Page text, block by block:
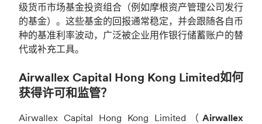
级货币市场基金投资组合（例如摩根资产管理公司发行
的基金）。这些基金的回报通常稳定，并会跟随各自币
种的基准利率波动，广泛被企业用作银行储蓄账户的替
代或补充工具。
Airwallex Capital Hong Kong Limited如何
获得许可和监管？
Airwallex Capital Hong Kong Limited（ Airwallex